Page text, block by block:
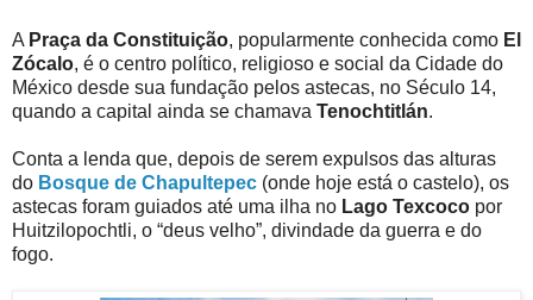
A Praça da Constituição, popularmente conhecida como El
Zócalo, é o centro político, religioso e social da Cidade do
México desde sua fundação pelos astecas, no Século 14,
quando a capital ainda se chamava Tenochtitlán.
Conta a lenda que, depois de serem expulsos das alturas
do Bosque de Chapultepec (onde hoje está o castelo), os
astecas foram guiados até uma ilha no Lago Texcoco por
Huitzilopochtli, o “deus velho”, divindade da guerra e do
fogo.